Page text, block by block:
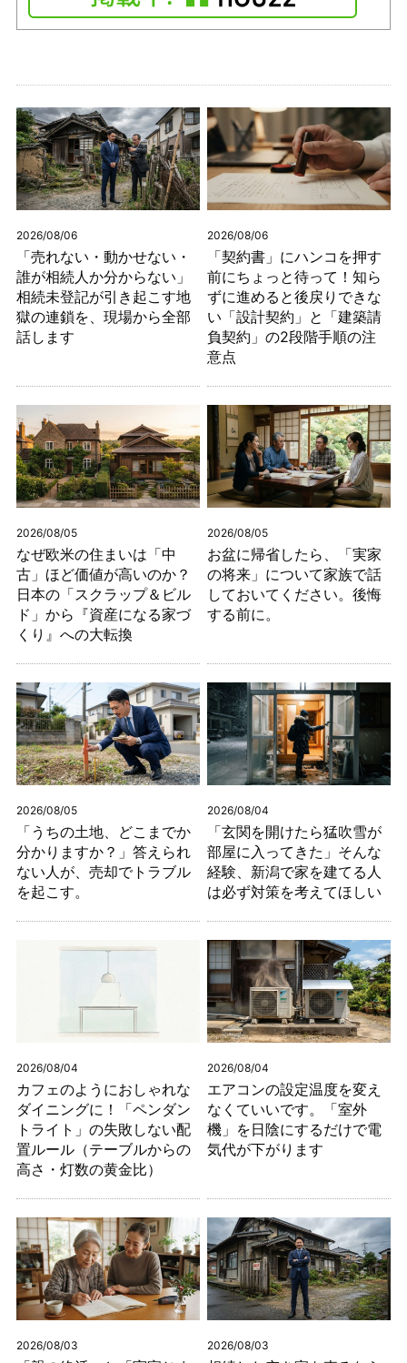
2026/08/06
「売れない・動かせない・
誰が相続人か分からない」
相続未登記が引き起こす地
獄の連鎖を、現場から全部
話します
2026/08/06
「契約書」にハンコを押す
前にちょっと待って！知ら
ずに進めると後戻りできな
い「設計契約」と「建築請
負契約」の2段階手順の注
意点
2026/08/05
なぜ欧米の住まいは「中
古」ほど価値が高いのか？
日本の「スクラップ＆ビル
ド」から『資産になる家づ
くり』への大転換
2026/08/05
お盆に帰省したら、「実家
の将来」について家族で話
しておいてください。後悔
する前に。
2026/08/05
「うちの土地、どこまでか
分かりますか？」答えられ
ない人が、売却でトラブル
を起こす。
2026/08/04
「玄関を開けたら猛吹雪が
部屋に入ってきた」そんな
経験、新潟で家を建てる人
は必ず対策を考えてほしい
2026/08/04
カフェのようにおしゃれな
ダイニングに！「ペンダン
トライト」の失敗しない配
置ルール（テーブルからの
高さ・灯数の黄金比）
2026/08/04
エアコンの設定温度を変え
なくていいです。「室外
機」を日陰にするだけで電
気代が下がります
2026/08/03 2026/08/03